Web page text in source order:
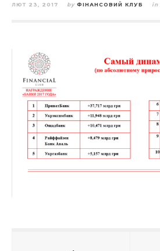
ЛЮТ 23, 2017 by ФІНАНСОВИЙ КЛУБ in